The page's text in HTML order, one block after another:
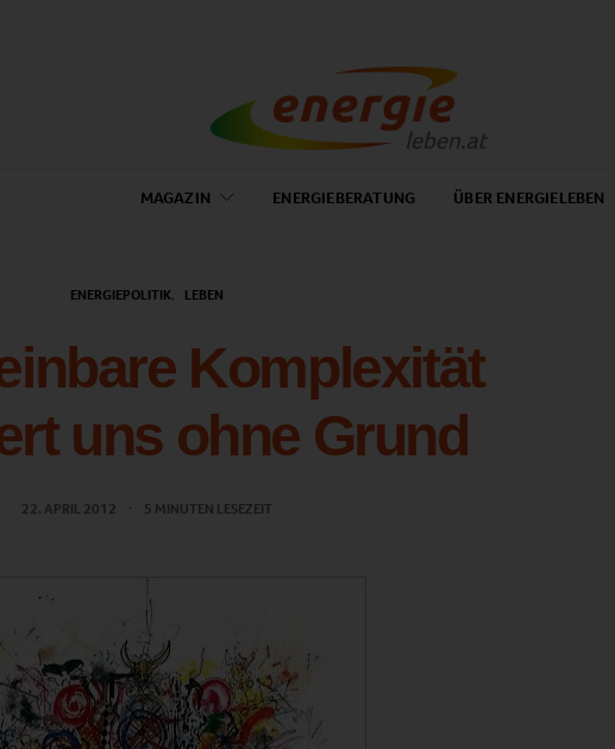
MAGAZIN ENERGIEBERATUNG ÜBER ENERGIELEBEN
ENERGIEPOLITIK LEBEN
Komplexität
uns ohne Grund
22. APRIL 2012 5 MINUTEN LESEZEIT